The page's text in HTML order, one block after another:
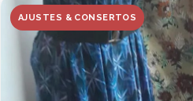
AJUSTES & CONSERTOS